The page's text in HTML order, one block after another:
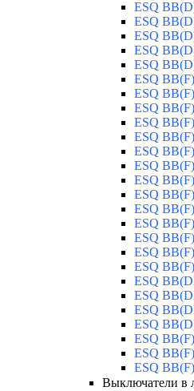
ESQ
ESQ
ESQ
ESQ
ESQ
ESQ
ESQ
ESQ
ESQ
ESQ
ESQ
ESQ
ESQ
ESQ
ESQ
ESQ
ESQ
ESQ
ESQ
ESQ
ESQ
ESQ
ESQ
ESQ
ESQ
ESQ
Выключатели в